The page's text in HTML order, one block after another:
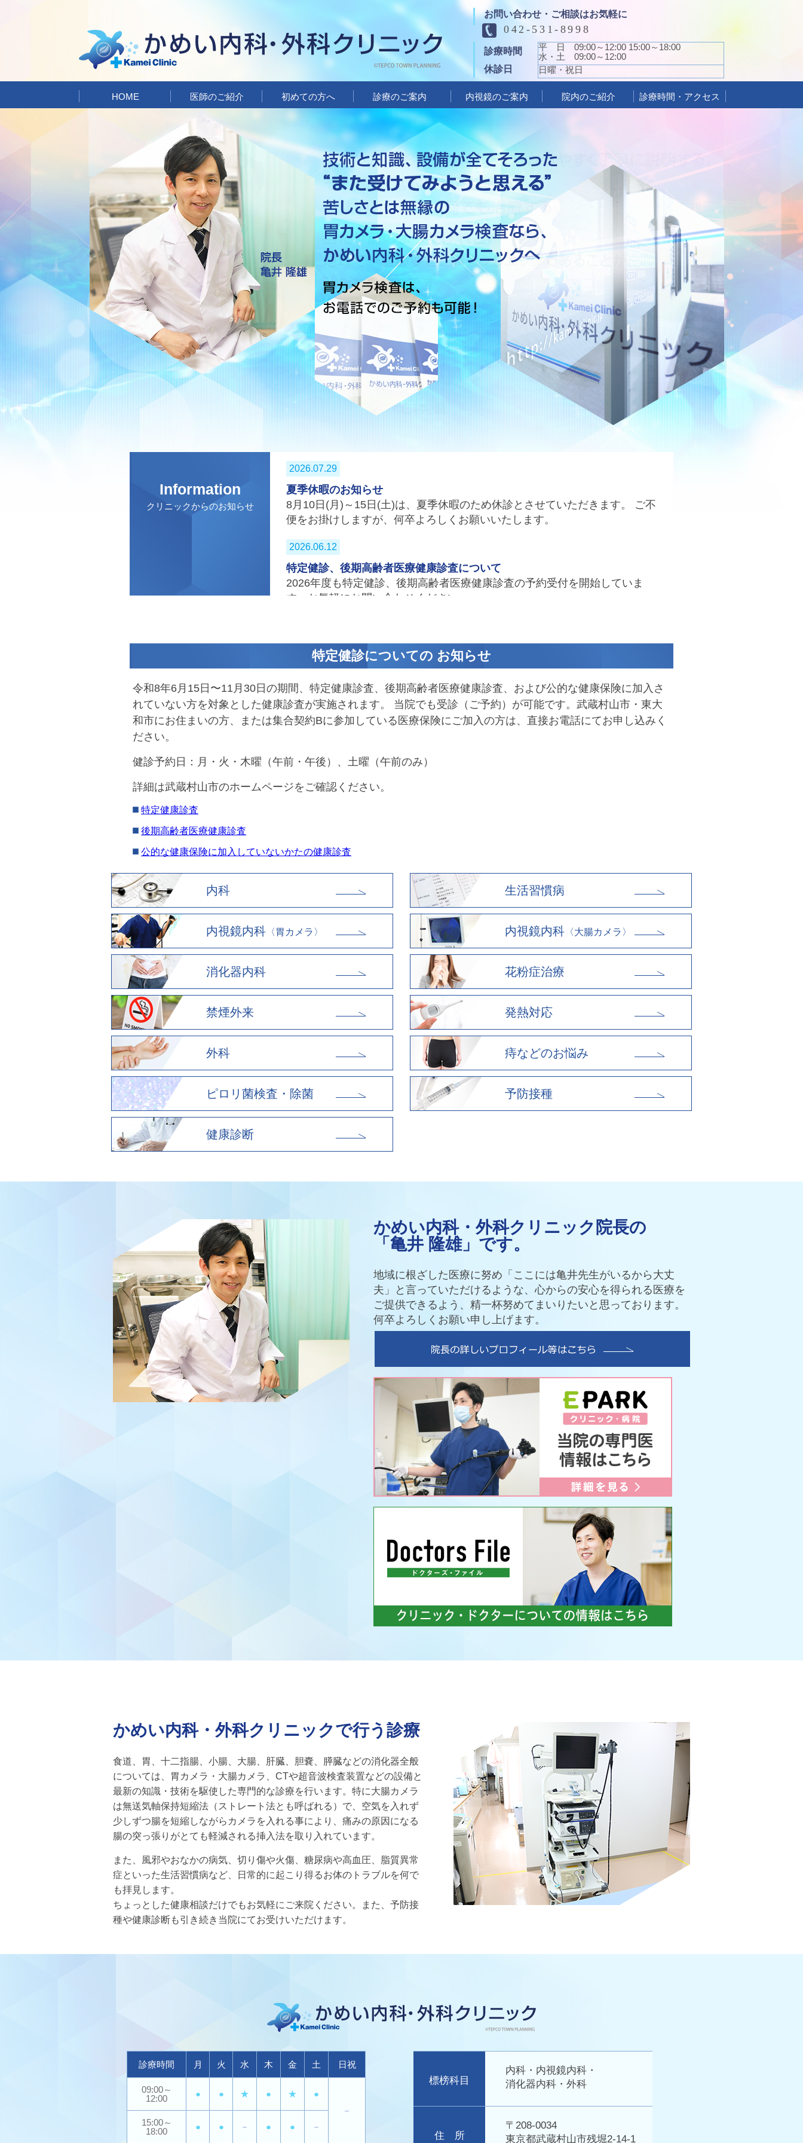
お問い合わせ・ご相談はお気軽に
042-531-8998
診療時間
平 日 09:00～12:00 15:00～18:00
水・土 09:00～12:00
休診日
日曜・祝日
HOME 医師のご紹介 初めての方へ 診療のご案内 内視鏡のご案内 院内のご紹介 診療時間・アクセス
Information
クリニックからのお知らせ
2026.07.29
夏季休暇のお知らせ
8月10日(月)～15日(土)は、夏季休暇のため休診とさせていただきます。 ご不
便をお掛けしますが、何卒よろしくお願いいたします。
2026.06.12
特定健診、後期高齢者医療健康診査について
2026年度も特定健診、後期高齢者医療健康診査の予約受付を開始していま
す。お気軽にお問い合わせください。
発熱対応について
当院では、受診歴の有無に関わらず① 発熱をしている方 ② 風邪症状のあ
患者様との接触を避けるため、電話予約をお願いしております。来院時間の
ご相談をさせていただきますので、診療時間内にお電話ください（水曜、金
曜の午前は外来を行っておりません）。また、1日の予約人数の上限に達し
≫ネット予約はこちら
特定健診についての お知らせ
令和8年6月15日〜11月30日の期間、特定健康診査、後期高齢者医療健康診査、および公的な健康保険に加入さ
れていない方を対象とした健康診査が実施されます。 当院でも受診（ご予約）が可能です。武蔵村山市・東大
和市にお住まいの方、または集合契約Bに参加している医療保険にご加入の方は、直接お電話にてお申し込みく
ださい。
健診予約日：月・火・木曜（午前・午後）、土曜（午前のみ）
詳細は武蔵村山市のホームページをご確認ください。
特定健康診査
後期高齢者医療健康診査
公的な健康保険に加入していないかたの健康診査
内科 生活習慣病
内視鏡内科 〈胃カメラ〉 内視鏡内科 〈大腸カメラ〉
消化器内科 花粉症治療
禁煙外来 発熱対応
外科 痔などのお悩み
ピロリ菌検査・除菌 予防接種
健康診断
かめい内科・外科クリニック院長の
「亀井 隆雄」です。
地域に根ざした医療に努め「ここには亀井先生がいるから大丈
夫」と言っていただけるような、心からの安心を得られる医療を
ご提供できるよう、精一杯努めてまいりたいと思っております。
何卒よろしくお願い申し上げます。
かめい内科・外科クリニックで行う診療
食道、胃、十二指腸、小腸、大腸、肝臓、胆嚢、膵臓などの消化器全般
については、胃カメラ・大腸カメラ、CTや超音波検査装置などの設備と
最新の知識・技術を駆使した専門的な診療を行います。特に大腸カメラ
は無送気軸保持短縮法（ストレート法とも呼ばれる）で、空気を入れず
少しずつ腸を短縮しながらカメラを入れる事により、痛みの原因になる
腸の突っ張りがとても軽減される挿入法を取り入れています。
また、風邪やおなかの病気、切り傷や火傷、糖尿病や高血圧、脂質異常
症といった生活習慣病など、日常的に起こり得るお体のトラブルを何で
も拝見します。
ちょっとした健康相談だけでもお気軽にご来院ください。また、予防接
種や健康診断も引き続き当院にてお受けいただけます。
診療時間 月 火 水 木 金 土 日祝
09:00～
12:00
● ● ★ ● ★
●
－
15:00～
18:00
● ● － ● ● －
標榜科目
内科・内視鏡内科・
消化器内科・外科
住 所
〒208-0034
東京都武蔵村山市残堀2-14-1